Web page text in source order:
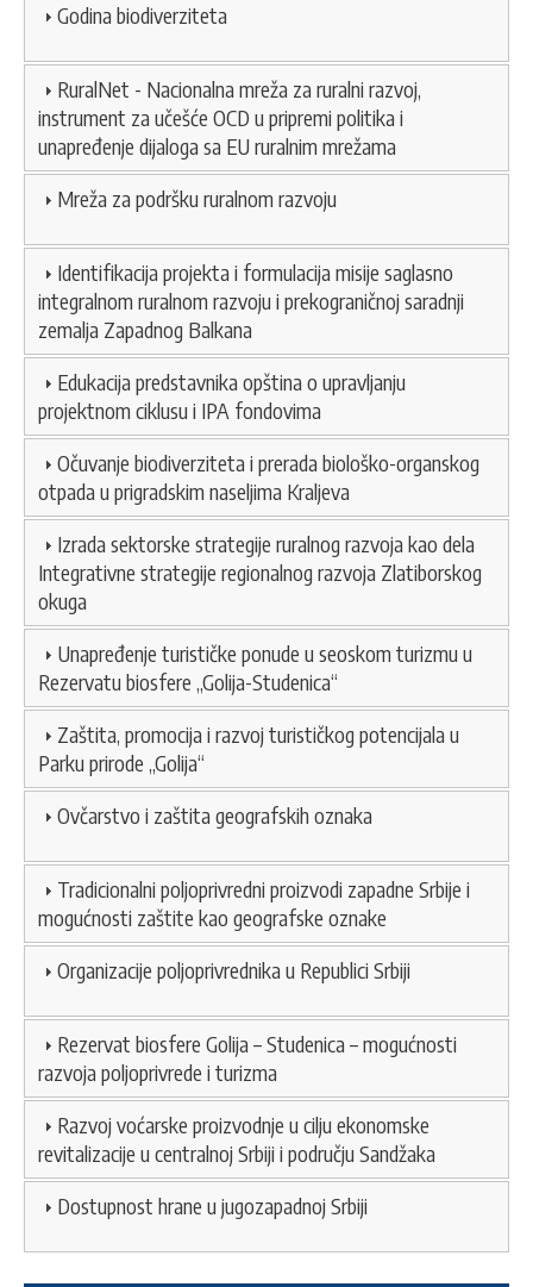
Godina biodiverziteta
RuralNet - Nacionalna mreža za ruralni razvoj,
instrument za učešće OCD u pripremi politika i
unapređenje dijaloga sa EU ruralnim mrežama
Mreža za podršku ruralnom razvoju
Identifikacija projekta i formulacija misije saglasno
integralnom ruralnom razvoju i prekograničnoj saradnji
zemalja Zapadnog Balkana
Edukacija predstavnika opština o upravljanju
projektnom ciklusu i IPA fondovima
Očuvanje biodiverziteta i prerada biološko-organskog
otpada u prigradskim naseljima Kraljeva
Izrada sektorske strategije ruralnog razvoja kao dela
Integrativne strategije regionalnog razvoja Zlatiborskog
okuga
Unapređenje turističke ponude u seoskom turizmu u
Rezervatu biosfere „Golija-Studenica“
Zaštita, promocija i razvoj turističkog potencijala u
Parku prirode „Golija“
Ovčarstvo i zaštita geografskih oznaka
Tradicionalni poljoprivredni proizvodi zapadne Srbije i
mogućnosti zaštite kao geografske oznake
Organizacije poljoprivrednika u Republici Srbiji
Rezervat biosfere Golija – Studenica – mogućnosti
razvoja poljoprivrede i turizma
Razvoj voćarske proizvodnje u cilju ekonomske
revitalizacije u centralnoj Srbiji i području Sandžaka
Dostupnost hrane u jugozapadnoj Srbiji